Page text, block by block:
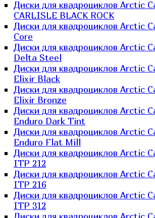
Диски для квадроциклов Arctic
CARLISLE BLACK ROCK
Диски для квадроциклов Arctic
Core
Диски для квадроциклов Arctic
Delta Steel
Диски для квадроциклов Arctic
Elixir Black
Диски для квадроциклов Arctic
Elixir Bronze
Диски для квадроциклов Arctic
Enduro Dark Tint
Диски для квадроциклов Arctic
Enduro Flat Mill
Диски для квадроциклов Arctic
ITP 212
Диски для квадроциклов Arctic
ITP 216
Диски для квадроциклов Arctic
ITP 312